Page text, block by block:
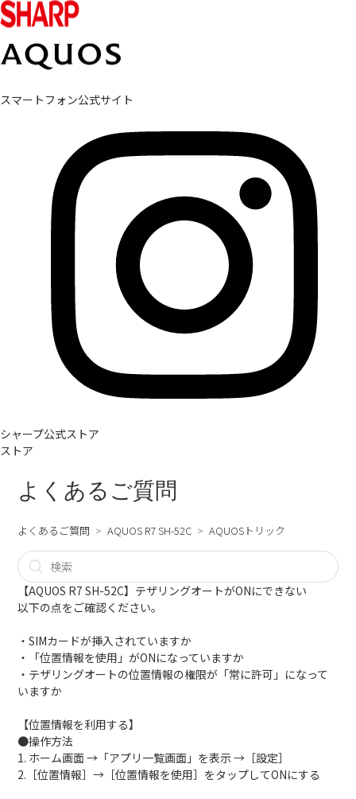
スマートフォン公式サイト
シャープ公式ストア
ストア
よくあるご質問
よくあるご質問 AQUOS R7 SH-52C AQUOSトリック
【AQUOS R7 SH-52C】テザリングオートがONにできない
以下の点をご確認ください。
・SIMカードが挿入されていますか
・「位置情報を使用」がONになっていますか
・テザリングオートの位置情報の権限が「常に許可」になって
いますか
【位置情報を利用する】
●操作方法
1. ホーム画面 →「アプリ一覧画面」を表示 →［設定］
2.［位置情報］→［位置情報を使用］をタップしてONにする